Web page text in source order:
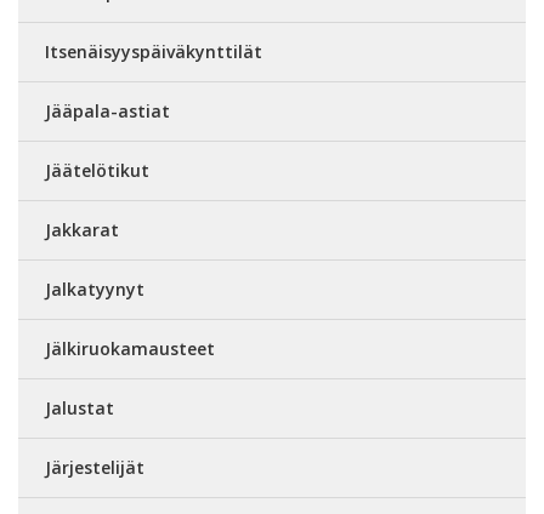
Itsenäisyyspäiväkynttilät
Jääpala-astiat
Jäätelötikut
Jakkarat
Jalkatyynyt
Jälkiruokamausteet
Jalustat
Järjestelijät